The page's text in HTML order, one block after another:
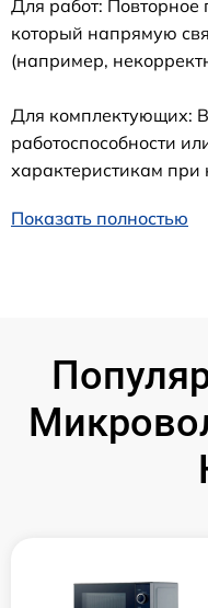
Для работ: Повторное
который напрямую
(например,
Для комплектующих:
работоспособности
характеристикам
Показать полностью